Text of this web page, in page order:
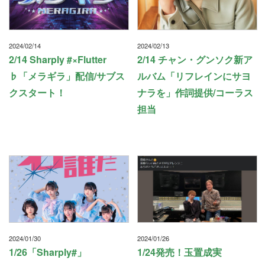
2024/02/14
2/14 Sharply #×Flutter
♭「メラギラ」配信/サブス
クスタート！
2024/02/13
2/14 チャン・グンソク新ア
ルバム「リフレインにサヨ
ナラを」作詞提供/コーラス
担当
2024/01/30
1/26「Sharply#」
2024/01/26
1/24発売！玉置成実